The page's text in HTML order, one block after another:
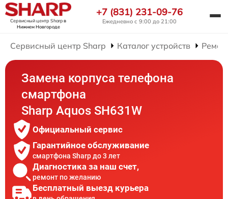
Сервисный центр Sharpв
Нижнем Новгороде
+7 (831) 231-09-76
Ежедневно с 9:00 до 21:00
Сервисный центр Sharp Каталог устройств
Замена корпуса телефона
смартфона
Sharp Aquos SH631W
Официальный сервис
Гарантийное обслуживание
смартфона Sharp до 3 лет
Диагностика за наш счет,
ремонт по желанию
Бесплатный выезд курьера